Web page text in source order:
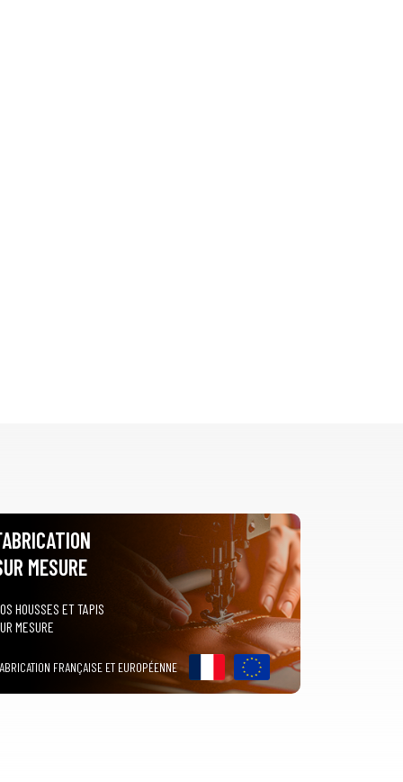
MESURE
HOUSSES ET TAPIS
MESURE
FRANÇAISE ET EUROPÉENNE